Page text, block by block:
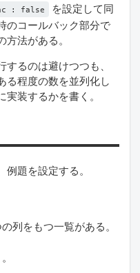
: false
を設定して同
のコールバック部分で
法がある。
るのは避けつつも、
る程度の数を並列化し
装するかを書く。
題を設定する。
列をもつ一覧がある。